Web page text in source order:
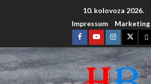
10. kolovoza 2026.
Impressum
Marketing